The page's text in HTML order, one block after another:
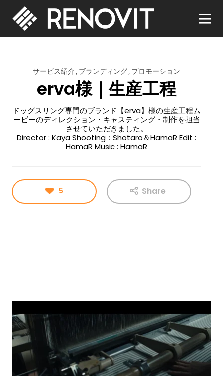
サービス紹介 ブランディング プロモーション
erva様｜生産工程
ドッグスリング専門のブランド【erva】様の生産工程ム
ービーのディレクション・キャスティング・制作を担当
させていただきました。
Director : Kaya Shooting：Shotaro＆HamaR Edit :
HamaR Music : HamaR
5 Share